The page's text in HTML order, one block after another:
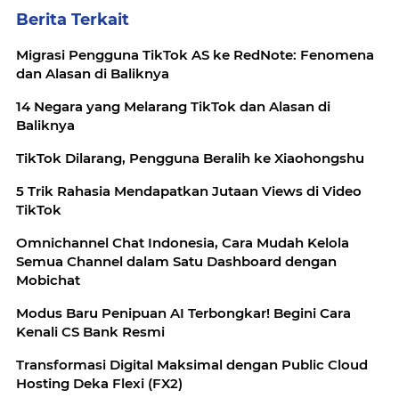
Berita Terkait
Migrasi Pengguna TikTok AS ke RedNote: Fenomena
dan Alasan di Baliknya
14 Negara yang Melarang TikTok dan Alasan di
Baliknya
TikTok Dilarang, Pengguna Beralih ke Xiaohongshu
5 Trik Rahasia Mendapatkan Jutaan Views di Video
TikTok
Omnichannel Chat Indonesia, Cara Mudah Kelola
Semua Channel dalam Satu Dashboard dengan
Mobichat
Modus Baru Penipuan AI Terbongkar! Begini Cara
Kenali CS Bank Resmi
Transformasi Digital Maksimal dengan Public Cloud
Hosting Deka Flexi (FX2)